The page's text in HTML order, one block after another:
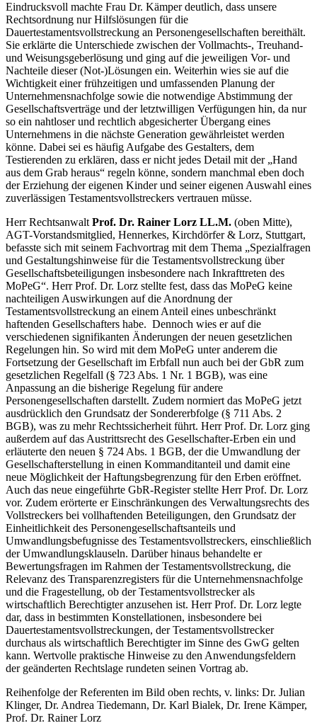
Eindrucksvoll machte Frau Dr. Kämper deutlich, dass unsere
Rechtsordnung nur Hilfslösungen für die
Dauertestamentsvollstreckung an Personengesellschaften bereithält.
Sie erklärte die Unterschiede zwischen der Vollmachts-, Treuhand-
und Weisungsgeberlösung und ging auf die jeweiligen Vor- und
Nachteile dieser (Not-)Lösungen ein. Weiterhin wies sie auf die
Wichtigkeit einer frühzeitigen und umfassenden Planung der
Unternehmensnachfolge sowie die notwendige Abstimmung der
Gesellschaftsverträge und der letztwilligen Verfügungen hin, da nur
so ein nahtloser und rechtlich abgesicherter Übergang eines
Unternehmens in die nächste Generation gewährleistet werden
könne. Dabei sei es häufig Aufgabe des Gestalters, dem
Testierenden zu erklären, dass er nicht jedes Detail mit der „Hand
aus dem Grab heraus“ regeln könne, sondern manchmal eben doch
der Erziehung der eigenen Kinder und seiner eigenen Auswahl eines
zuverlässigen Testamentsvollstreckers vertrauen müsse.
Herr RechtsanwaltProf. Dr. Rainer Lorz LL.M. (oben Mitte),
AGT-Vorstandsmitglied, Hennerkes, Kirchdörfer & Lorz, Stuttgart,
befasste sich mit seinem Fachvortrag mit dem Thema „Spezialfragen
und Gestaltungshinweise für die Testamentsvollstreckung über
Gesellschaftsbeteiligungen insbesondere nach Inkrafttreten des
MoPeG“. Herr Prof. Dr. Lorz stellte fest, dass das MoPeG keine
nachteiligen Auswirkungen auf die Anordnung der
Testamentsvollstreckung an einem Anteil eines unbeschränkt
haftenden Gesellschafters habe. Dennoch wies er auf die
verschiedenen signifikanten Änderungen der neuen gesetzlichen
Regelungen hin. So wird mit dem MoPeG unter anderem die
Fortsetzung der Gesellschaft im Erbfall nun auch bei der GbR zum
gesetzlichen Regelfall (§ 723 Abs. 1 Nr. 1 BGB), was eine
Anpassung an die bisherige Regelung für andere
Personengesellschaften darstellt. Zudem normiert das MoPeG jetzt
ausdrücklich den Grundsatz der Sondererbfolge (§ 711 Abs. 2
BGB), was zu mehr Rechtssicherheit führt. Herr Prof. Dr. Lorz ging
außerdem auf das Austrittsrecht des Gesellschafter-Erben ein und
erläuterte den neuen § 724 Abs. 1 BGB, der die Umwandlung der
Gesellschafterstellung in einen Kommanditanteil und damit eine
neue Möglichkeit der Haftungsbegrenzung für den Erben eröffnet.
Auch das neue eingeführte GbR-Register stellte Herr Prof. Dr. Lorz
vor. Zudem erörterte er Einschränkungen des Verwaltungsrechts des
Vollstreckers bei vollhaftenden Beteiligungen, den Grundsatz der
Einheitlichkeit des Personengesellschaftsanteils und
Umwandlungsbefugnisse des Testamentsvollstreckers, einschließlich
der Umwandlungsklauseln. Darüber hinaus behandelte er
Bewertungsfragen im Rahmen der Testamentsvollstreckung, die
Relevanz des Transparenzregisters für die Unternehmensnachfolge
und die Fragestellung, ob der Testamentsvollstrecker als
wirtschaftlich Berechtigter anzusehen ist. Herr Prof. Dr. Lorz legte
dar, dass in bestimmten Konstellationen, insbesondere bei
Dauertestamentsvollstreckungen, der Testamentsvollstrecker
durchaus als wirtschaftlich Berechtigter im Sinne des GwG gelten
kann. Wertvolle praktische Hinweise zu den Anwendungsfeldern
der geänderten Rechtslage rundeten seinen Vortrag ab.
Reihenfolge der Referenten im Bild oben rechts, v. links: Dr. Julian
Klinger, Dr. Andrea Tiedemann, Dr. Karl Bialek, Dr. Irene Kämper,
Prof. Dr. Rainer Lorz